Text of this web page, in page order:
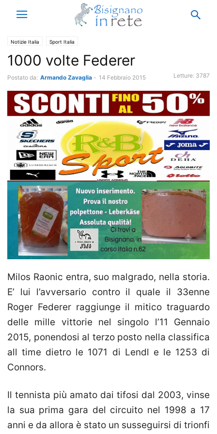
Notizie Italia Sport Italia
1000 volte Federer
Postato da: Armando Zavaglia - 14 Febbraio 2015 Letture: 3787
Milos Raonic entra, suo malgrado, nella storia.
E’ lui l’avversario contro il quale il 33enne
Roger Federer raggiunge il mitico traguardo
delle mille vittorie nel singolo l’11 Gennaio
2015, ponendosi al terzo posto nella classifica
all time dietro le 1071 di Lendl e le 1253 di
Connors.
Il tennista più amato dai tifosi dal 2003, vinse
la sua prima gara del circuito nel 1998 a 17
anni e da allora è stato un susseguirsi di trionfi